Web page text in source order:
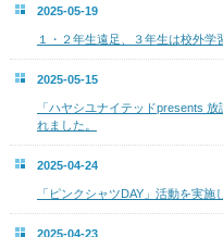
2025-05-19
１・２年生遠足、３年生は校外学
2025-05-15
「ハヤシユナイテッドpresents
れました。
2025-04-24
「ピンクシャツDAY」活動を実施
2025-04-23